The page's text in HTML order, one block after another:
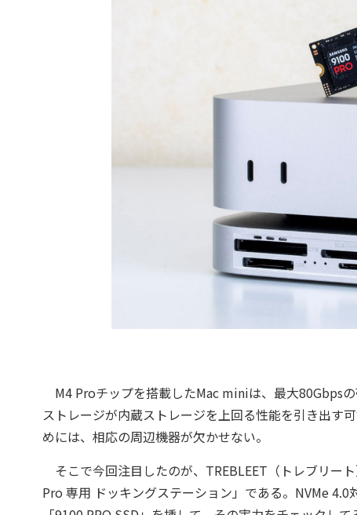
M4 Proチップを搭載したMac miniは、最大80Gbps
ストレージが内蔵ストレージを上回る性能を引き出す
めには、相応の周辺機器が欠かせない。
そこで今回注目したのが、TREBLEET（トレブリー
Pro 専用 ドッキングステーション」である。NVMe